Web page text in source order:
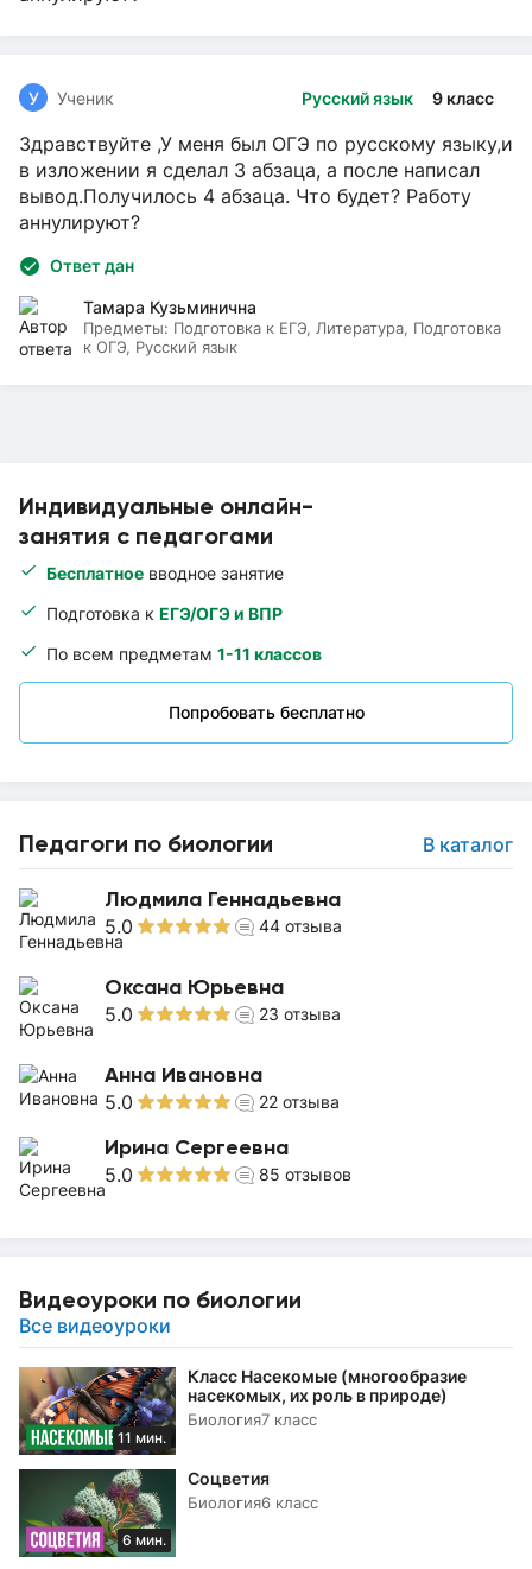
Индивидуальные онлайн-
занятия с педагогами
Бесплатное вводное занятие
Подготовка к ЕГЭ/ОГЭ и ВПР
По всем предметам 1-11 классов
Попробовать бесплатно
Педагоги по биологии В каталог
Людмила Геннадьевна
5.0 44 отзыва
Оксана Юрьевна
5.0 23 отзыва
Анна Ивановна
5.0 22 отзыва
Ирина Сергеевна
5.0 85 отзывов
Видеоуроки по биологии
Все видеоуроки
11 мин.
Класс Насекомые (многообразие
насекомых, их роль в природе)
Биология7 класс
6 мин.
Соцветия
Биология6 класс
Русский язык 9 класс
У Ученик
Здравствуйте ,У меня был ОГЭ по русскому языку,и
в изложении я сделал 3 абзаца, а после написал
вывод.Получилось 4 абзаца. Что будет? Работу
аннулируют?
Ответ дан
Тамара Кузьминична
Предметы: Подготовка к ЕГЭ, Литература, Подготовка
к ОГЭ, Русский язык